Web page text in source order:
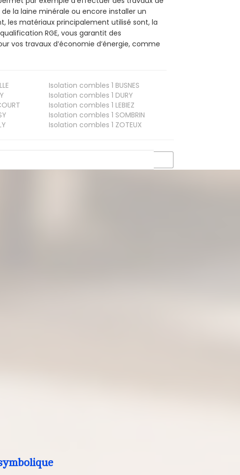
de la laine minérale ou encore installer un
les matériaux principalement utilisé sont, la
RGE, vous garantit des
vos travaux d’économie d’énergie, comme
Isolation combles 1 BUSNES
Isolation combles 1 DURY
Isolation combles 1 LEBIEZ
Isolation combles 1 SOMBRIN
Isolation combles 1 ZOTEUX